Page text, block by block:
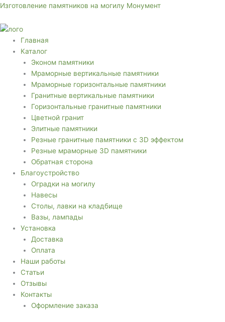
Перейти
содержимому
Изготовление памятников на могилу Монумент
Меню
Главная
Каталог
Эконом памятники
Мраморные вертикальные памятники
Мраморные горизонтальные памятники
Гранитные вертикальные памятники
Горизонтальные гранитные памятники
Цветной гранит
Элитные памятники
Резные гранитные памятники с 3D эффектом
Резные мраморные 3D памятники
Обратная сторона
Благоустройство
Оградки на могилу
Навесы
Столы, лавки на кладбище
Вазы, лампады
Установка
Доставка
Оплата
Наши работы
Статьи
Отзывы
Контакты
Оформление заказа
Меню